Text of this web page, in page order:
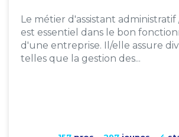
Le métier d'assistant administratif
est essentiel dans le bon
d'une entreprise. Il/elle assure
telles que la gestion des...